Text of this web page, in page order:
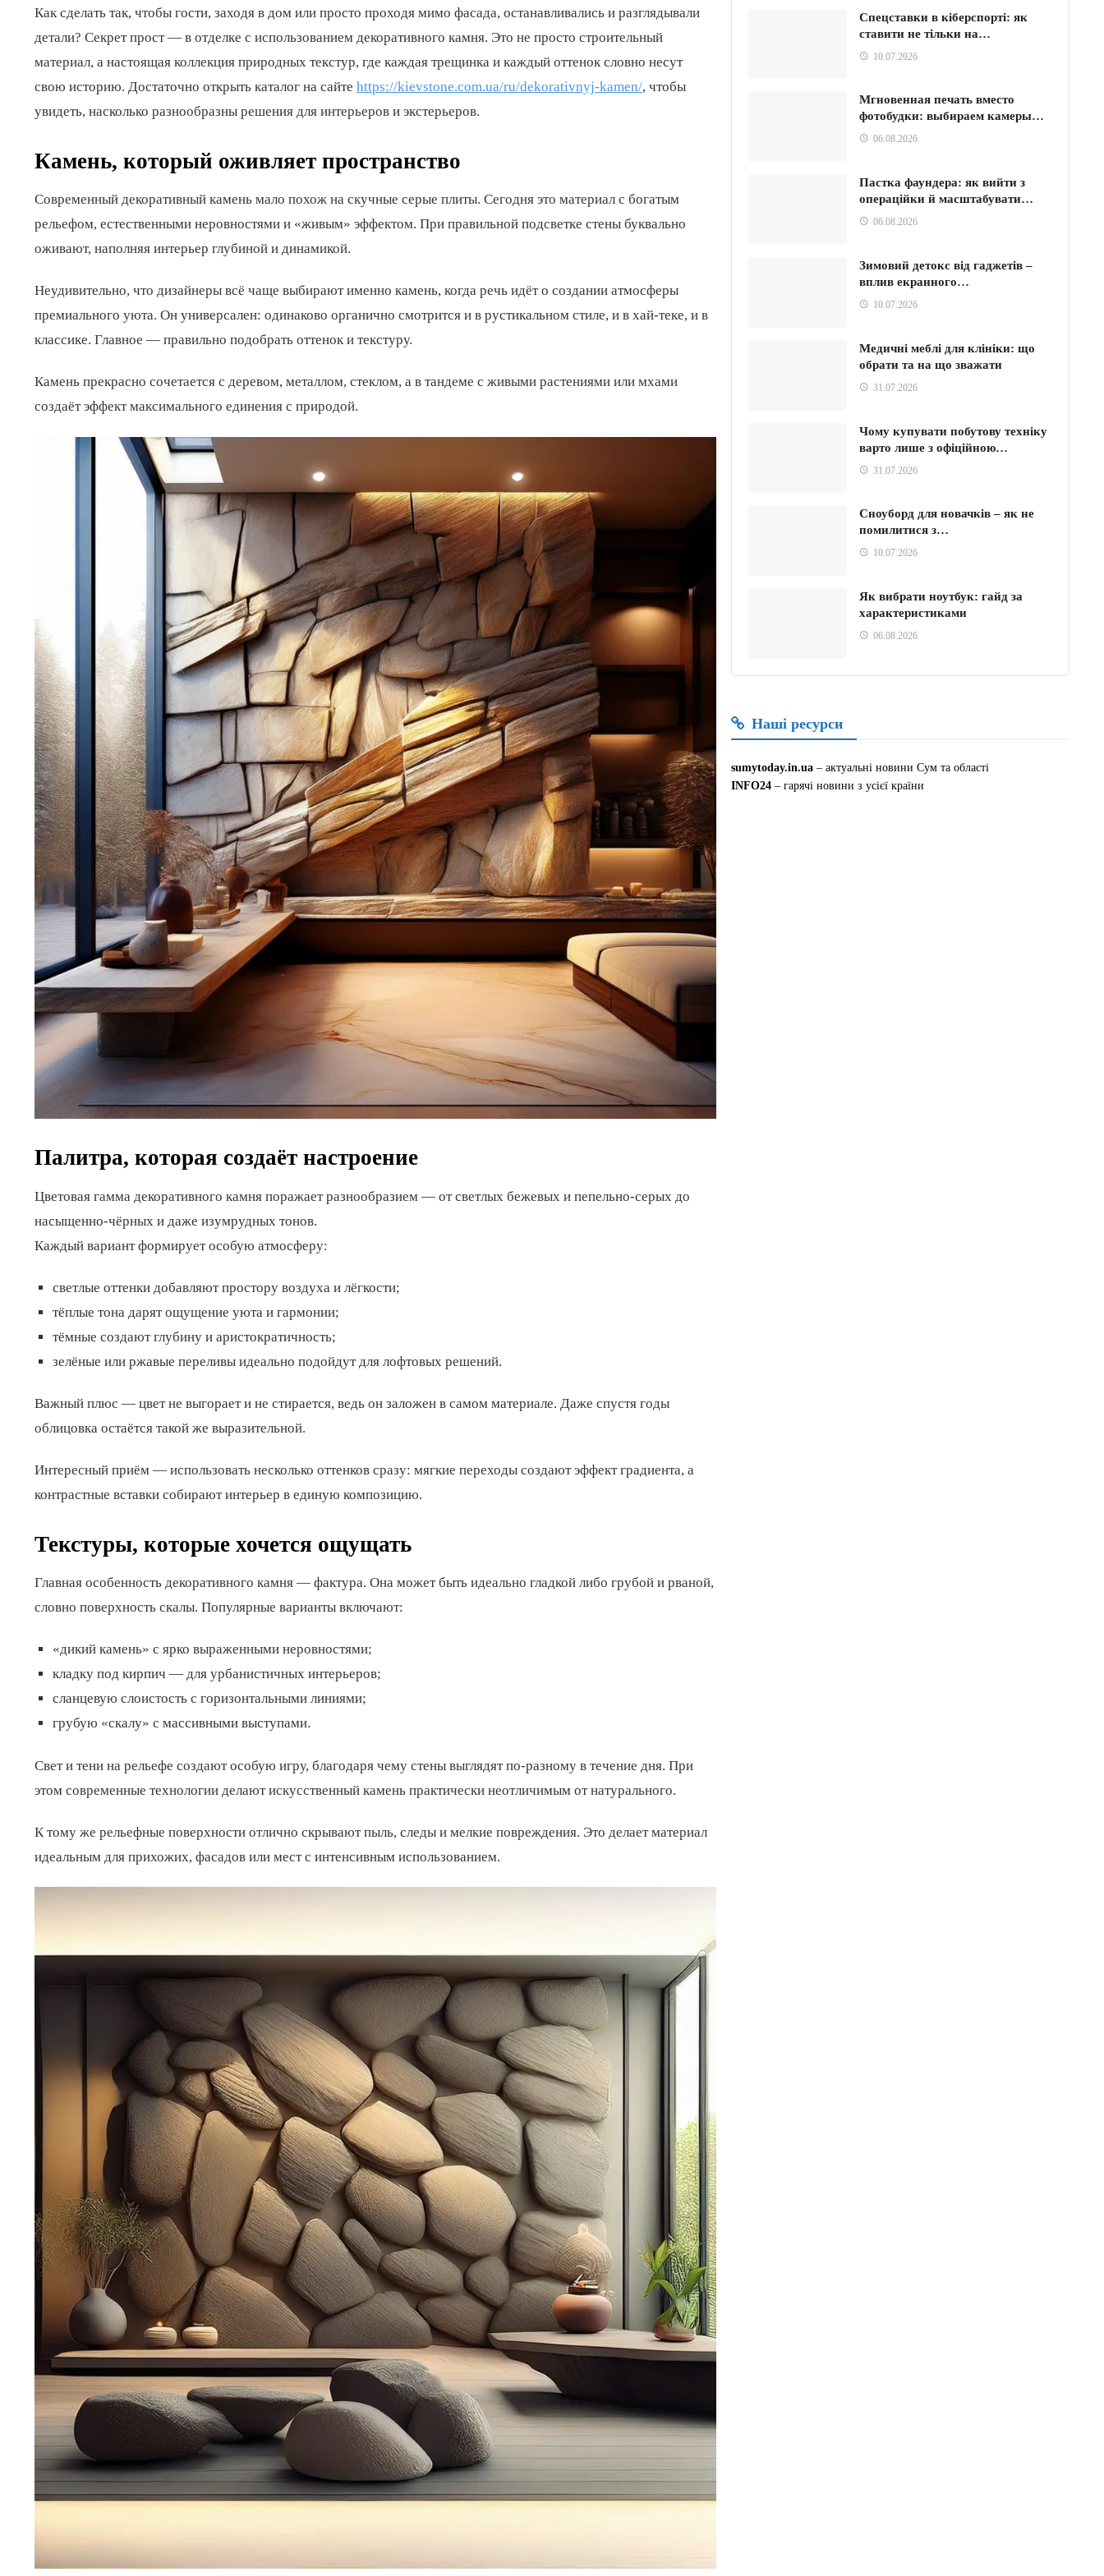
Как сделать так, чтобы гости, заходя в дом или просто проходя мимо фасада, останавливались и разглядывали
детали? Секрет прост — в отделке с использованием декоративного камня. Это не просто строительный
материал, а настоящая коллекция природных текстур, где каждая трещинка и каждый оттенок словно несут
свою историю. Достаточно открыть каталог на сайте https://kievstone.com.ua/ru/dekorativnyj-kamen/, чтобы
увидеть, насколько разнообразны решения для интерьеров и экстерьеров.
Камень, который оживляет пространство
Современный декоративный камень мало похож на скучные серые плиты. Сегодня это материал с богатым
рельефом, естественными неровностями и «живым» эффектом. При правильной подсветке стены буквально
оживают, наполняя интерьер глубиной и динамикой.
Неудивительно, что дизайнеры всё чаще выбирают именно камень, когда речь идёт о создании атмосферы
премиального уюта. Он универсален: одинаково органично смотрится и в рустикальном стиле, и в хай-теке, и в
классике. Главное — правильно подобрать оттенок и текстуру.
Камень прекрасно сочетается с деревом, металлом, стеклом, а в тандеме с живыми растениями или мхами
создаёт эффект максимального единения с природой.
Палитра, которая создаёт настроение
Цветовая гамма декоративного камня поражает разнообразием — от светлых бежевых и пепельно-серых до
насыщенно-чёрных и даже изумрудных тонов.
Каждый вариант формирует особую атмосферу:
светлые оттенки добавляют простору воздуха и лёгкости;
тёплые тона дарят ощущение уюта и гармонии;
тёмные создают глубину и аристократичность;
зелёные или ржавые переливы идеально подойдут для лофтовых решений.
Важный плюс — цвет не выгорает и не стирается, ведь он заложен в самом материале. Даже спустя годы
облицовка остаётся такой же выразительной.
Интересный приём — использовать несколько оттенков сразу: мягкие переходы создают эффект градиента, а
контрастные вставки собирают интерьер в единую композицию.
Текстуры, которые хочется ощущать
Главная особенность декоративного камня — фактура. Она может быть идеально гладкой либо грубой и рваной,
словно поверхность скалы. Популярные варианты включают:
«дикий камень» с ярко выраженными неровностями;
кладку под кирпич — для урбанистичных интерьеров;
сланцевую слоистость с горизонтальными линиями;
грубую «скалу» с массивными выступами.
Свет и тени на рельефе создают особую игру, благодаря чему стены выглядят по-разному в течение дня. При
этом современные технологии делают искусственный камень практически неотличимым от натурального.
К тому же рельефные поверхности отлично скрывают пыль, следы и мелкие повреждения. Это делает материал
идеальным для прихожих, фасадов или мест с интенсивным использованием.
Спецставки в кіберспорті: як
ставити не тільки на…
10.07.2026
Мгновенная печать вместо
фотобудки: выбираем камеры…
06.08.2026
Пастка фаундера: як вийти з
операційки й масштабувати…
06.08.2026
Зимовий детокс від гаджетів –
вплив екранного…
10.07.2026
Медичні меблі для клініки: що
обрати та на що зважати
31.07.2026
Чому купувати побутову техніку
варто лише з офіційною…
31.07.2026
Сноуборд для новачків – як не
помилитися з…
10.07.2026
Як вибрати ноутбук: гайд за
характеристиками
06.08.2026
Наші ресурси
sumytoday.in.ua – актуальні новини Сум та області
INFO24 – гарячі новини з усієї країни